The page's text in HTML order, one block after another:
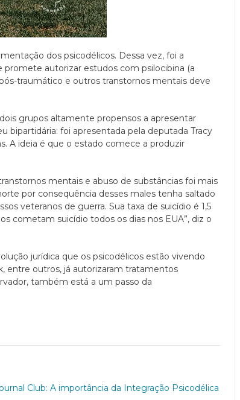
dos psicodélicos. Dessa vez, foi a
promete autorizar estudos com psilocibina (a
traumático e outros transtornos mentais deve
grupos altamente propensos a apresentar
bipartidária: foi apresentada pela deputada Tracy
A ideia é que o estado comece a produzir
mentais e abuso de substâncias foi mais
por consequência desses males tenha saltado
veteranos de guerra. Sua taxa de suicídio é 1,5
cometam suicídio todos os dias nos EUA”, diz o
jurídica que os psicodélicos estão vivendo
entre outros, já autorizaram tratamentos
também está a um passo da
Club: A importância da Integração Psicodélica